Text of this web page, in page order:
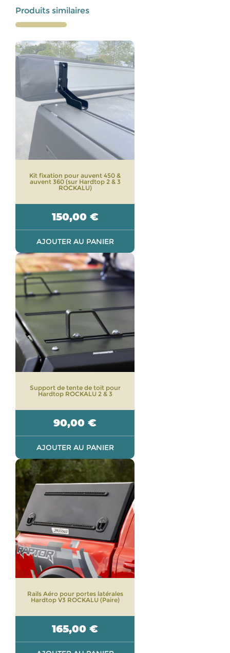
Produits similaires
Kit fixation pour auvent 450 &
auvent 360 (sur Hardtop 2 & 3
ROCKALU)
150,00 €
AJOUTER AU PANIER
Support de tente de toit pour
Hardtop ROCKALU 2 & 3
90,00 €
AJOUTER AU PANIER
Rails Aéro pour portes latérales
Hardtop V3 ROCKALU (Paire)
165,00 €